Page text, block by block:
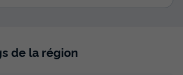
de la région